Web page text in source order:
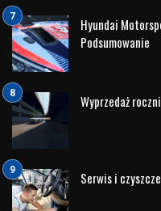
Diffuser
Systemy
ECS
Elsd
Rev- Matching
Aktywny układ wydechowy
Procedura Startu
ESC